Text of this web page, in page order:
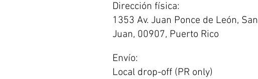
Dirección física:
1353 Av. Juan Ponce de León, San
Juan, 00907, Puerto Rico
Envío:
Local drop-off (PR only)